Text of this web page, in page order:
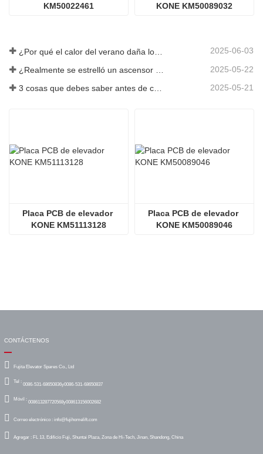
KM50022461
KONE KM50089032
2025-06-03
2025-05-22
3 cosas que debes saber antes de comprar un ascensor 2025-05-21
Placa PCB de elevador
KONE KM51113128
Placa PCB de elevador
KONE KM50089046
CONTÁCTENOS
Fujita Elevator Spares Co., Ltd
Tel : 0086-531-68650836y0086-531-68650837
Móvil : 008613287720568y008613156002682
Correo electrónico : info@fujihomelift.com
Agregar : FL 13, Edificio Fuji, Shuntai Plaza, Zona de Hi-Tech, Jinan, Shandong, China